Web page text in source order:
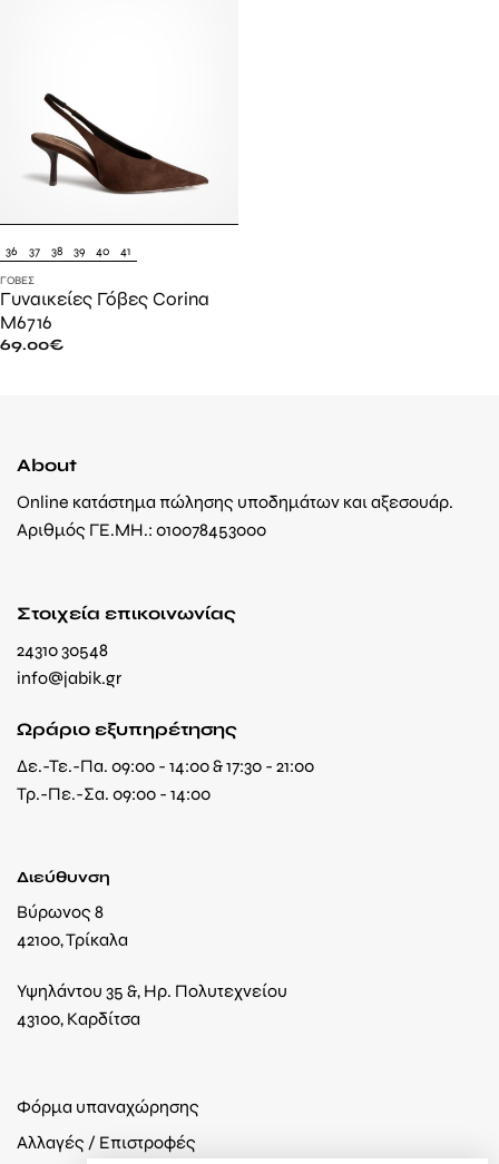
36 37 38 39 40 41
ΓΌΒΕΣ
Γυναικείες Γόβες Corina
M6716
69.00€
About
Online κατάστημα πώλησης υποδημάτων και αξεσουάρ.
Αριθμός ΓΕ.ΜΗ.: 010078453000
Στοιχεία επικοινωνίας
24310 30548
info@jabik.gr
Ωράριο εξυπηρέτησης
Δε.-Τε.-Πα. 09:00 - 14:00 & 17:30 - 21:00
Τρ.-Πε.-Σα. 09:00 - 14:00
Διεύθυνση
Βύρωνος 8
42100, Τρίκαλα
Υψηλάντου 35 &, Ηρ. Πολυτεχνείου
43100, Καρδίτσα
Φόρμα υπαναχώρησης
Αλλαγές / Επιστροφές